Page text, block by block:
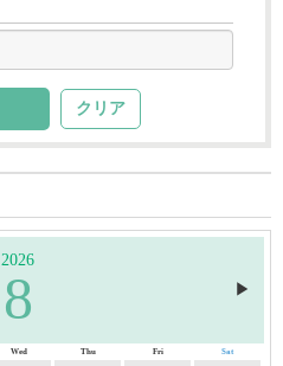
クリア
2026
8 ▶︎
Wed Thu Fri Sat